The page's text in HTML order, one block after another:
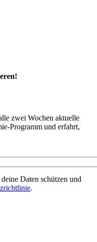
zwei Wochen aktuelle
Programm und erfahrt,
Daten schützen und
.